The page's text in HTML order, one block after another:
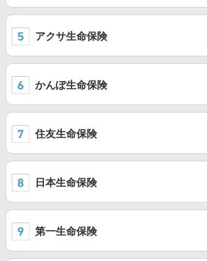
アクサ生命保険
かんぽ生命保険
住友生命保険
日本生命保険
第一生命保険